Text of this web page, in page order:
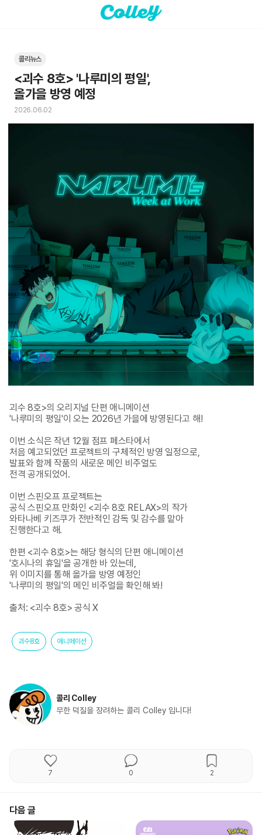
콜리뉴스
<괴수 8호> '나루미의 평일',
올가을 방영 예정
2026.06.02
괴수 8호>의 오리지널 단편 애니메이션
'나루미의 평일'이 오는 2026년 가을에 방영된다고 해!
이번 소식은 작년 12월 점프 페스타에서
처음 예고되었던 프로젝트의 구체적인 방영 일정으로,
발표와 함께 작품의 새로운 메인 비주얼도
전격 공개되었어.
이번 스핀오프 프로젝트는
공식 스핀오프 만화인 <괴수 8호 RELAX>의 작가
와타나베 키즈쿠가 전반적인 감독 및 감수를 맡아
진행한다고 해.
한편 <괴수 8호>는 해당 형식의 단편 애니메이션
'호시나의 휴일'을 공개한 바 있는데,
위 이미지를 통해 올가을 방영 예정인
'나루미의 평일'의 메인 비주얼을 확인해 봐!
출처: <괴수 8호> 공식 X
괴수8호 애니메이션
콜리 Colley
무한 덕질을 장려하는 콜리 Colley 입니다!
7 0 2
다음 글